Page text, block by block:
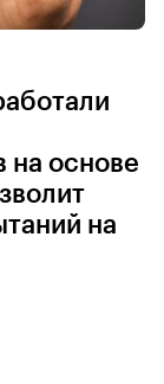
на основе
на